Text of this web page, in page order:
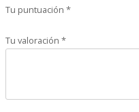
Tu puntuación *
Tu valoración *